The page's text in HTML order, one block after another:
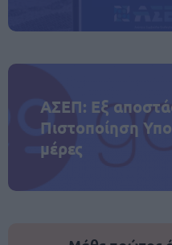
ΑΣΕΠ: Εξ
Πιστοποίηση
μέρες